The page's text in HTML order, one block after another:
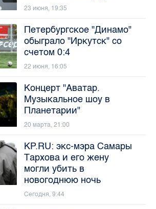
23 июня, 19:35
Петербургское "Динамо"
обыграло "Иркутск" со
счетом 0:4
22 июня, 16:05
Концерт "Аватар.
Музыкальное шоу в
Планетарии"
20 марта, 21:00
KP.RU: экс-мэра Самары
Тархова и его жену
могли убить в
новогоднюю ночь
Сегодня, 9:44